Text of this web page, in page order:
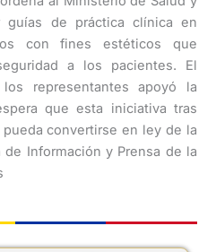
guías de práctica clínica en
con fines estéticos que
a los pacientes. El
representantes apoyó la
que esta iniciativa tras
convertirse en ley de la
Información y Prensa de la